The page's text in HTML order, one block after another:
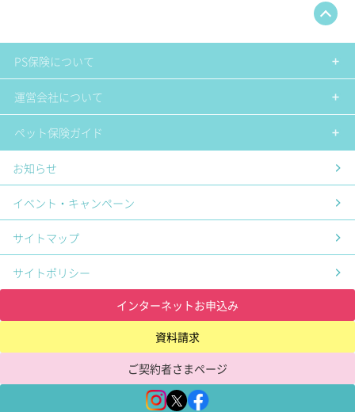
PS保険について
運営会社について
ペット保険ガイド
お知らせ
イベント・キャンペーン
サイトマップ
サイトポリシー
インターネットお申込み
資料請求
ご契約者さまページ